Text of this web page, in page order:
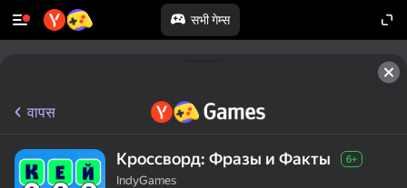
सभी गेम्स
वापस
Кроссворд: Фразы и Факты 6+
IndyGames